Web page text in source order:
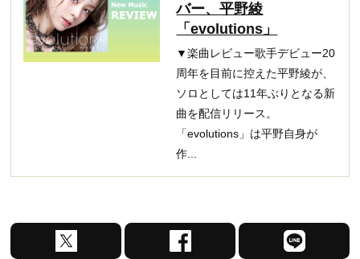
バー、平野綾
「evolutions」
▼楽曲レビュー歌手デビュー20
周年を目前に控えた平野綾が、
ソロとしては11年ぶりとなる新
曲を配信リリース。
「evolutions」は平野自身が
作...
X
で
F
a
L
I